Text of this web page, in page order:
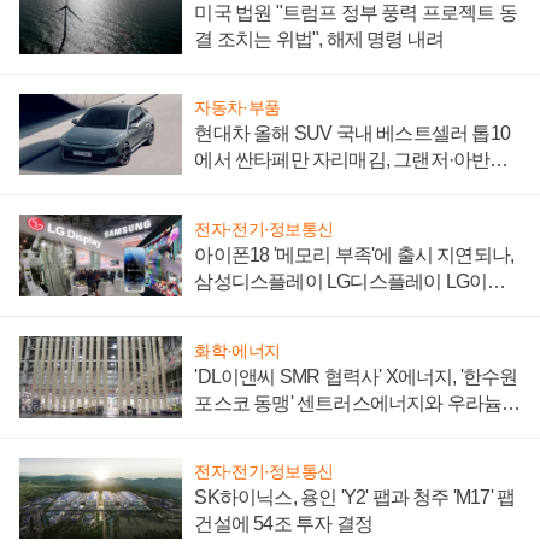
미국 법원 "트럼프 정부 풍력 프로젝트 동
결 조치는 위법", 해제 명령 내려
자동차·부품
현대차 올해 SUV 국내 베스트셀러 톱10
에서 싼타페만 자리매김, 그랜저·아반떼
전자·전기·정보통신
아이폰18 '메모리 부족'에 출시 지연되나,
삼성디스플레이 LG디스플레이 LG이노
화학·에너지
'DL이앤씨 SMR 협력사' X에너지, '한수원
포스코 동맹' 센트러스에너지와 우라늄
전자·전기·정보통신
SK하이닉스, 용인 'Y2' 팹과 청주 'M17' 팹
건설에 54조 투자 결정